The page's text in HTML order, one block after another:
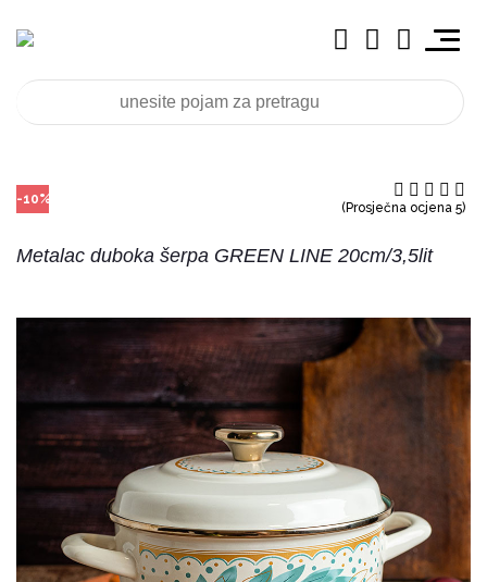
Metalac duboka šerpa GREEN LINE 20cm/3,5lit
(Prosječna ocjena 5)
-10%